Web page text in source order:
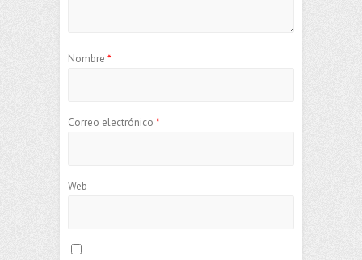
Nombre *
Correo electrónico *
Web